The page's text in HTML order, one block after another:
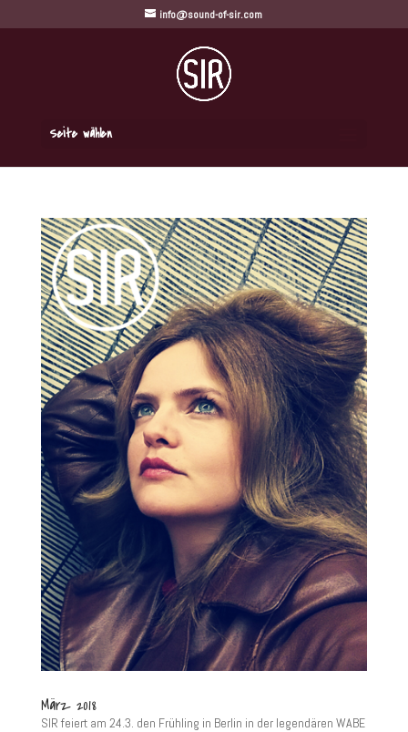
info@sound-of-sir.com
Seite wählen
März 2018
SIR feiert am 24.3. den Frühling in Berlin in der legendären WABE